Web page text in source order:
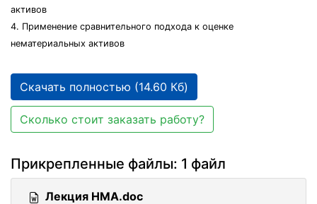
активов
4. Применение сравнительного подхода к оценке
нематериальных активов
Скачать полностью (14.60 Кб)
Сколько стоит заказать работу?
Прикрепленные файлы: 1 файл
Лекция НМА.doc